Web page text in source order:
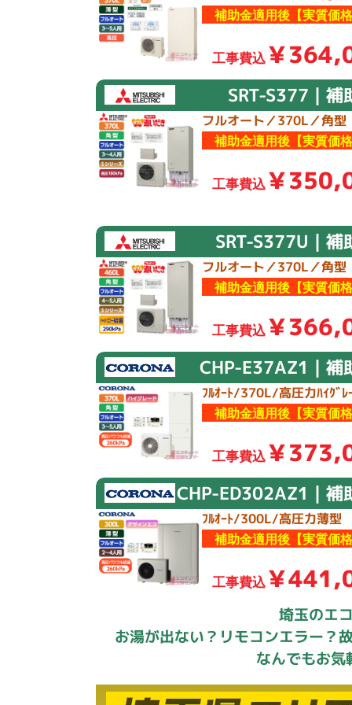
補助金適用後【実質価
工事費込￥
SRT-S377｜補
フルオート／370L／角型
補助金適用後【実質価
工事費込￥
SRT-S377U｜補
フルオート／370L／角型
補助金適用後【実質価
工事費込￥
CHP-E37AZ1｜補
ﾌﾙｵｰﾄ/370L/高圧力ﾊｲｸﾞﾚ
補助金適用後【実質価
工事費込￥
CHP-ED302AZ1｜補
ﾌﾙｵｰﾄ/300L/高圧力薄型
補助金適用後【実質価
工事費込￥
埼玉のエ
お湯が出ない？リモコンエラー？
なんでもお気